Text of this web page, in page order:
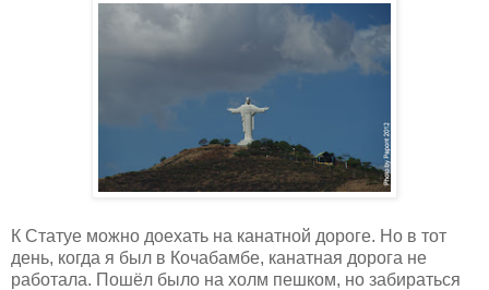
К Статуе можно доехать на канатной дороге. Но в тот
день, когда я был в Кочабамбе, канатная дорога не
работала. Пошёл было на холм пешком, но забираться